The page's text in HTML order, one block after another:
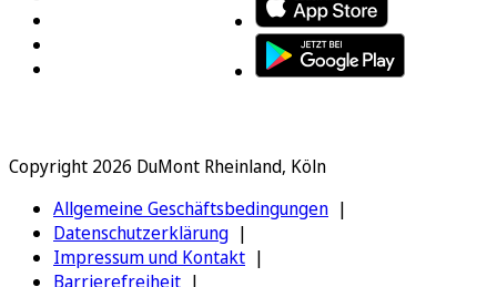
Copyright 2026 DuMont Rheinland, Köln
Allgemeine Geschäftsbedingungen
Datenschutzerklärung
Impressum und Kontakt
Barrierefreiheit